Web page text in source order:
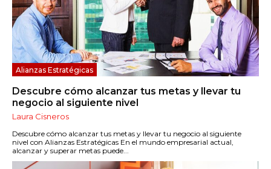
Alianzas Estratégicas
Descubre cómo alcanzar tus metas y llevar tu
negocio al siguiente nivel
Laura Cisneros
Descubre cómo alcanzar tus metas y llevar tu negocio al siguiente
nivel con Alianzas Estratégicas En el mundo empresarial actual,
alcanzar y superar metas puede...